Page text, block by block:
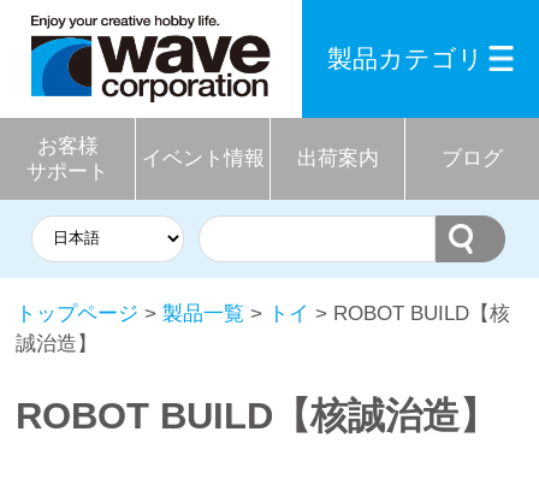
お客様
サポート
イベント情報 出荷案内 ブログ
製品カテゴリ
トップページ > 製品一覧 > トイ > ROBOT BUILD【核
誠治造】
ROBOT BUILD【核誠治造】